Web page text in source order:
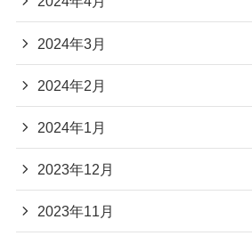
2024年3月
2024年2月
2024年1月
2023年12月
2023年11月